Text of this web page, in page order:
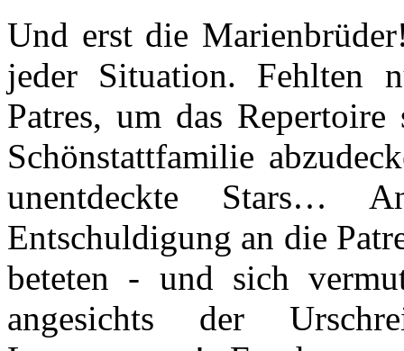
Und erst die
jeder Situation. Fehlten
Patres, um das
Schönstattfamilie
unentdeckte Stars…
Entschuldigung an die
beteten - und sich
angesichts der